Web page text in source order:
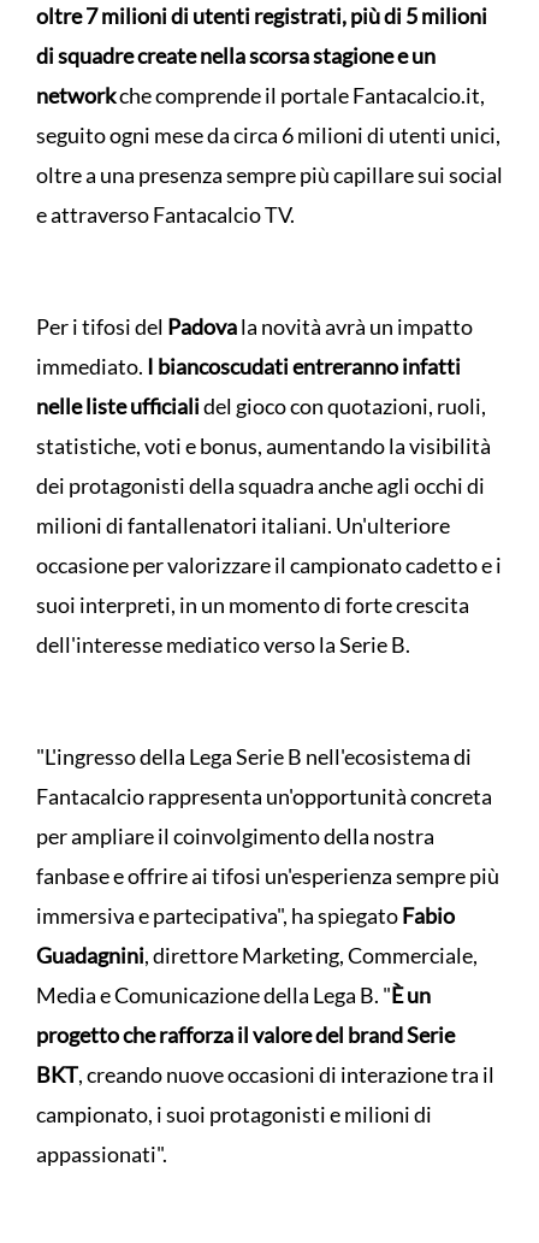
oltre 7 milioni di utenti registrati, più di 5 milioni
di squadre create nella scorsa stagione e un
networkche comprende il portale Fantacalcio.it,
seguito ogni mese da circa 6 milioni di utenti unici,
oltre a una presenza sempre più capillare sui social
e attraverso Fantacalcio TV.
Per i tifosi del Padovala novità avrà un impatto
immediato. I biancoscudati entreranno infatti
nelle liste ufficialidel gioco con quotazioni, ruoli,
statistiche, voti e bonus, aumentando la visibilità
dei protagonisti della squadra anche agli occhi di
milioni di fantallenatori italiani. Un'ulteriore
occasione per valorizzare il campionato cadetto e i
suoi interpreti, in un momento di forte crescita
dell'interesse mediatico verso la Serie B.
"L'ingresso della Lega Serie B nell'ecosistema di
Fantacalcio rappresenta un'opportunità concreta
per ampliare il coinvolgimento della nostra
fanbase e offrire ai tifosi un'esperienza sempre più
immersiva e partecipativa", ha spiegatoFabio
Guadagnini, direttore Marketing, Commerciale,
Media e Comunicazione della Lega B. "È un
progetto che rafforza il valore del brand Serie
BKT, creando nuove occasioni di interazione tra il
campionato, i suoi protagonisti e milioni di
appassionati".